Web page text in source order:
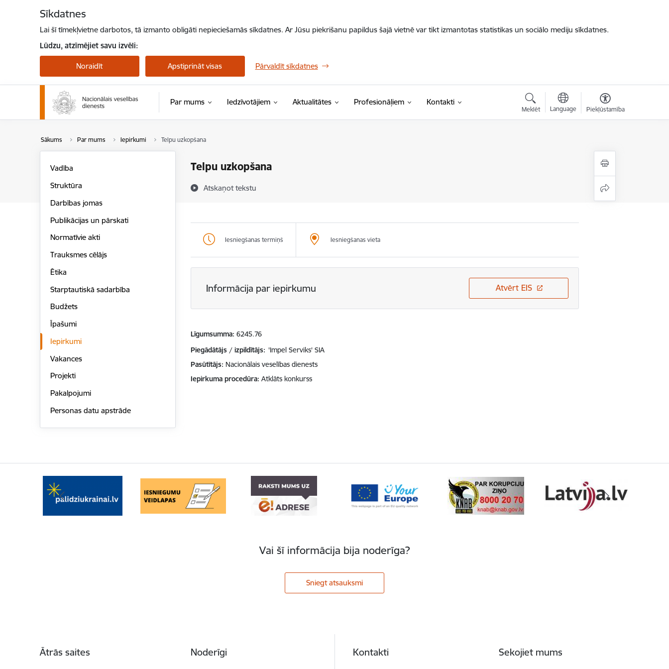
Sīkdatnes
Lai šī tīmekļvietne darbotos, tā izmanto obligāti nepieciešamās sīkdatnes. Ar Jūsu piekrišanu papildus šajā vietnē var tikt izmantotas statistikas un sociālo mediju sīkdatnes.
Lūdzu, atzīmējiet savu izvēli:
Noraidīt Apstiprināt visas Pārvaldīt sīkdatnes
Par mums Iedzīvotājiem Aktualitātes Profesionāļiem Kontakti
Meklēt Language Piekļūstamība
Sākums Par mums Iepirkumi Telpu uzkopšana
Telpu uzkopšana
Atskaņot tekstu
Vadība
Struktūra
Darbības jomas
Publikācijas un pārskati
Normatīvie akti
Trauksmes cēlājs
Ētika
Starptautiskā sadarbība
Budžets
Īpašumi
Iepirkumi
Vakances
Projekti
Pakalpojumi
Personas datu apstrāde
Iesniegšanas termiņš Iesniegšanas vieta
Informācija par iepirkumu Atvērt EIS
Līgumsumma 6245.76
Piegādātājs / izpildītājs: 'Impel Serviks' SIA
Pasūtītājs Nacionālais veselības dienests
Iepirkuma procedūra Atklāts konkurss
Vai šī informācija bija noderīga?
Sniegt atsauksmi
Ātrās saites Noderīgi Kontakti Sekojiet mums